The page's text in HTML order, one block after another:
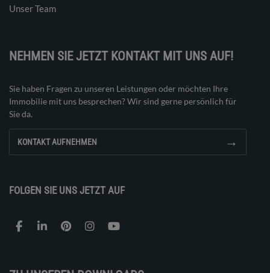
Unser Team
NEHMEN SIE JETZT KONTAKT MIT UNS AUF!
Sie haben Fragen zu unseren Leistungen oder möchten Ihre
Immobilie mit uns besprechen? Wir sind gerne persönlich für
Sie da.
KONTAKT AUFNEHMEN →
FOLGEN SIE UNS JETZT AUF